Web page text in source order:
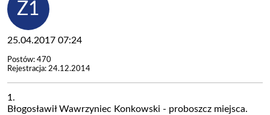
25.04.2017 07:24
Postów: 470
Rejestracja: 24.12.2014
1.
Błogosławił Wawrzyniec Konkowski - proboszcz miejsca.